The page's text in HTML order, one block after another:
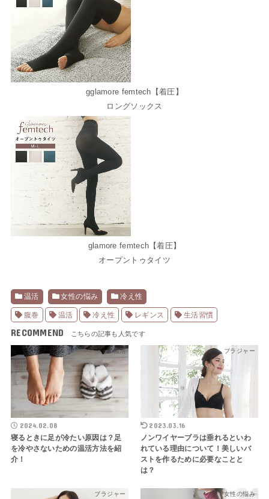
gglamore femtech【着圧】
ロングソックス
glamore femtech【着圧】
オープントゥタイツ
温活 女性の悩み 冷え性
腹巻 温活 冷え性 レギンス 生活習慣
RECOMMEND
温活
2024.02.08
寝るときに足が冷たい原因は？足
を冷やさないための温活方法を紹
介！
ブラジャー
2023.03.16
ノンワイヤーブラは垂れるといわ
れている理由について！美しいバ
ストを作るために必要なことと
は？
ブラジャー 女性の悩み